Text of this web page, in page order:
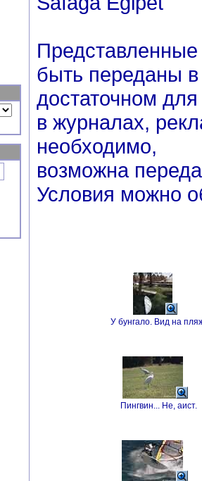
быть переданы
достаточном
в журналах,
необходимо,
возможна
Условия можно
У бунгало. Вид на
Пингвин... Не, аист.